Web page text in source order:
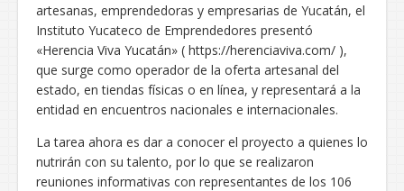
artesanas, emprendedoras y empresarias de Yucatán, el
Instituto Yucateco de Emprendedores presentó
«Herencia Viva Yucatán» ( https://herenciaviva.com/ ),
que surge como operador de la oferta artesanal del
estado, en tiendas físicas o en línea, y representará a la
entidad en encuentros nacionales e internacionales.
La tarea ahora es dar a conocer el proyecto a quienes lo
nutrirán con su talento, por lo que se realizaron
reuniones informativas con representantes de los 106